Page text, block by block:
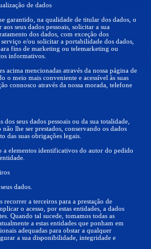
de dados
garantido, na qualidade de titular dos dados, o
seus dados pessoais, solicitar a sua
dos dados, com exceção dos
e/ou solicitar a portabilidade dos dados,
fins de marketing ou telemarketing ou
informativos.
acima mencionadas através da nossa página de
o meio mais conveniente e acessível às suas
connosco através da nossa morada, telefone
seus dados pessoais ou da sua totalidade,
lhe ser prestados, conservando os dados
das suas obrigações legais.
a elementos identificativos do autor do pedido
dados.
a terceiros para a prestação de
o acesso, por estas entidades, a dados
Quando tal sucede, tomamos todas as
a estas entidades que ponham em
adequadas para obstar a qualquer
a sua disponibilidade, integridade e